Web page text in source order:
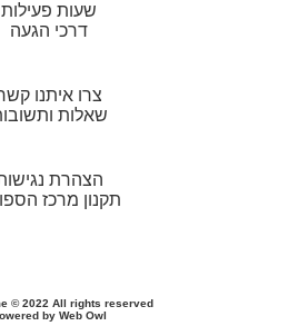
שעות פעילות
דרכי הגעה
צרו איתנו
שאלות
הצהרת
תקנון מרכז
© 2022 All rights reserved
by Web Owl